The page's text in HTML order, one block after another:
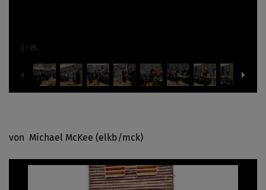
1 / 25
von Michael McKee (elkb/mck)